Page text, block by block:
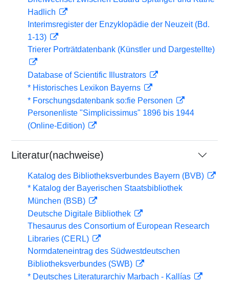
Hadlich
Interimsregister der Enzyklopädie der Neuzeit (Bd.
1-13)
Trierer Porträtdatenbank (Künstler und Dargestellte)
Database of Scientific Illustrators
* Historisches Lexikon Bayerns
* Forschungsdatenbank so:fie Personen
Personenliste "Simplicissimus" 1896 bis 1944
(Online-Edition)
Literatur(nachweise)
Katalog des Bibliotheksverbundes Bayern (BVB)
* Katalog der Bayerischen Staatsbibliothek
München (BSB)
Deutsche Digitale Bibliothek
Thesaurus des Consortium of European Research
Libraries (CERL)
Normdateneintrag des Südwestdeutschen
Bibliotheksverbundes (SWB)
* Deutsches Literaturarchiv Marbach - Kallías